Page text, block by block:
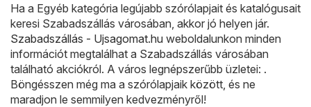
Ha a Egyéb kategória legújabb szórólapjait és katalógusait
keresi Szabadszállás városában, akkor jó helyen jár.
Szabadszállás - Ujsagomat.hu weboldalunkon minden
információt megtalálhat a Szabadszállás városában
található akciókról. A város legnépszerűbb üzletei: .
Böngésszen még ma a szórólapjaik között, és ne
maradjon le semmilyen kedvezményről!